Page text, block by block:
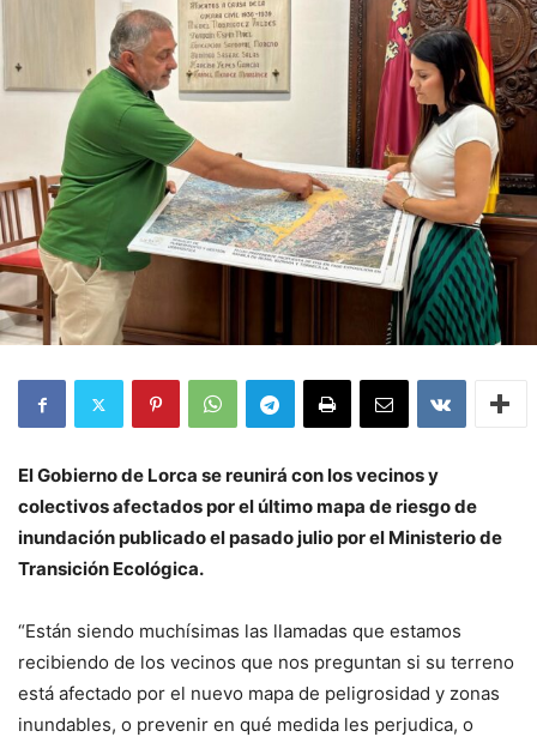
El Gobierno de Lorca se reunirá con los vecinos y
colectivos afectados por el último mapa de riesgo de
inundación publicado el pasado julio por el Ministerio de
Transición Ecológica.
“Están siendo muchísimas las llamadas que estamos
recibiendo de los vecinos que nos preguntan si su terreno
está afectado por el nuevo mapa de peligrosidad y zonas
inundables, o prevenir en qué medida les perjudica, o